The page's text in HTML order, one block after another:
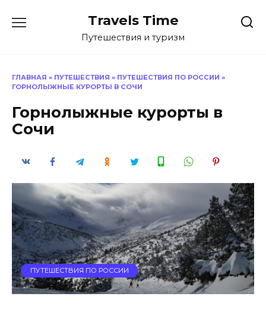
Travels Time
Путешествия и туризм
ГЛАВНАЯ » ПУТЕШЕСТВИЯ » ПУТЕШЕСТВИЯ ПО РОССИИ »
ГОРНОЛЫЖНЫЕ КУРОРТЫ В СОЧИ
Горнолыжные курорты в
Сочи
ПУТЕШЕСТВИЯ ПО РОССИИ